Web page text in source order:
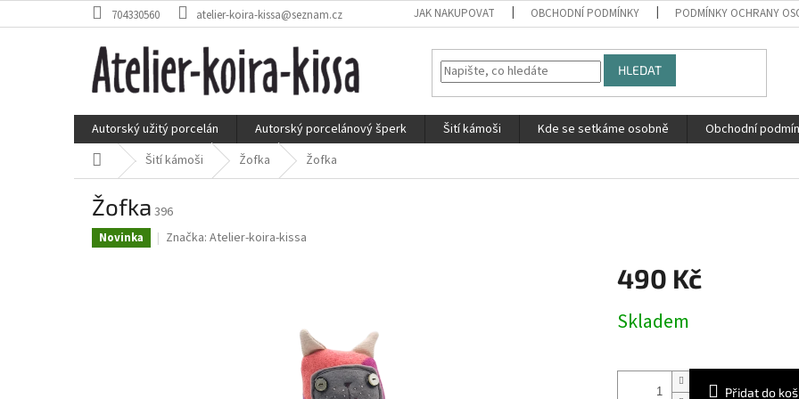
na
704330560 atelier-koira-kissa@seznam.cz JAK NAKUPOVAT OBCHODNÍ PODMÍNKY PODMÍNKY OCHRANY
HLEDAT
Autorský užitý porcelán Autorský porcelánový šperk Šití kámoši Kde se setkáme osobně Obchodní
Domů Šití kámoši Žofka Žofka
Žofka 396
Novinka Značka: Atelier-koira-kissa
490 Kč
cena:
Skladem
Přidat do